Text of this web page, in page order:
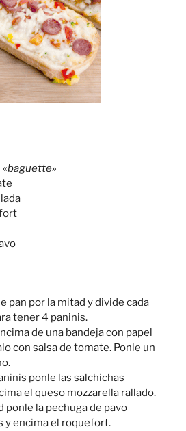
baguette»
pan por la mitad y divide cada
tener 4 paninis.
de una bandeja con papel
con salsa de tomate. Ponle un
ponle las salchichas
el queso mozzarella rallado.
ponle la pechuga de pavo
y encima el roquefort.